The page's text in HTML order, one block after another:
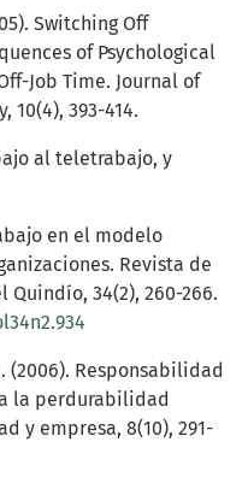
Switching Off
of Psychological
Job Time. Journal of
10(4), 393-414.
al teletrabajo, y
en el modelo
Revista de
34(2), 260-266.
(2006). Responsabilidad
la perdurabilidad
y empresa, 8(10), 291-